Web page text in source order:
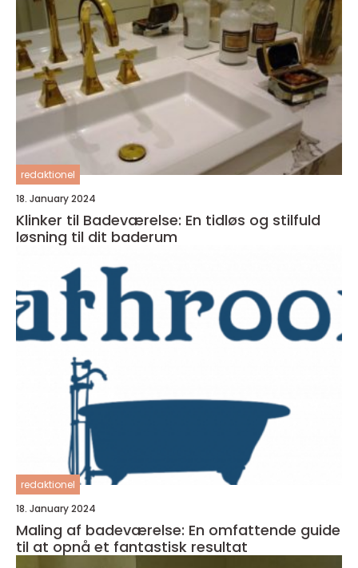
redaktionel
18. January 2024
Klinker til Badeværelse: En tidløs og stilfuld
løsning til dit baderum
redaktionel
18. January 2024
Maling af badeværelse: En omfattende guide
til at opnå et fantastisk resultat